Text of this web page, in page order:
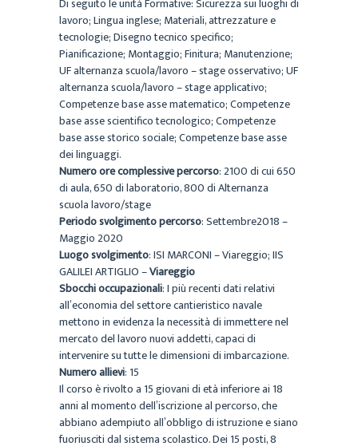
lavoro; Lingua inglese; Materiali, attrezzature e
tecnologie; Disegno tecnico specifico;
Pianificazione; Montaggio; Finitura; Manutenzione;
UF alternanza scuola/lavoro – stage osservativo; UF
alternanza scuola/lavoro – stage applicativo;
Competenze base asse matematico; Competenze
base asse scientifico tecnologico; Competenze
base asse storico sociale; Competenze base asse
dei linguaggi.
Numero ore complessive percorso: 2100 di cui 650
di aula, 650 di laboratorio, 800 di Alternanza
scuola lavoro/stage
Periodo svolgimento percorso: Settembre2018 –
Maggio 2020
Luogo svolgimento: ISI MARCONI – Viareggio; IIS
GALILEI ARTIGLIO –Viareggio
Sbocchi occupazionali: I più recenti dati relativi
all’economia del settore cantieristico navale
mettono in evidenza la necessità di immettere nel
mercato del lavoro nuovi addetti, capaci di
intervenire su tutte le dimensioni di imbarcazione.
Numero allievi: 15
Il corso è rivolto a 15 giovani di età inferiore ai 18
anni al momento dell’iscrizione al percorso, che
abbiano adempiuto all’obbligo di istruzione e siano
fuoriusciti dal sistema scolastico. Dei 15 posti, 8